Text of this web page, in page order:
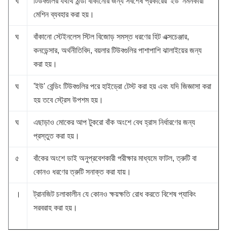
মেশিন ব্যবহার করা হয়।
ঘ
বাঁকানো স্টেইনলেস স্টিল বিজোড় সমস্ত ধরণের হিট এক্সচেঞ্জার,
কনডেন্সার, অর্থনীতিবিদ, বয়লার টিউবগুলির পাশাপাশি ঝালাইয়ের জন্য
করা হয়।
ঘ
'ইউ' বেন্ডিং টিউবগুলির পরে হাইড্রো টেস্ট করা হয় এবং যদি জিজ্ঞাসা করা
হয় তবে স্ট্রেস উপশম হয়।
ঘ
এছাড়াও মোকের আপ টুকরো বাঁক অংশে বেধ হ্রাস নির্ধারণের জন্য
প্রস্তুত করা হয়।
৫
বাঁকের অংশে ডাই অনুপ্রবেশকারী পরীক্ষার মাধ্যমে ফাটল, ত্রুটি বা
কোনও ধরণের ত্রুটি সনাক্ত করা যায়।
।
ট্রানজিট চলাকালীন যে কোনও ক্ষয়ক্ষতি রোধ করতে বিশেষ প্যাকিং
সরবরাহ করা হয়।